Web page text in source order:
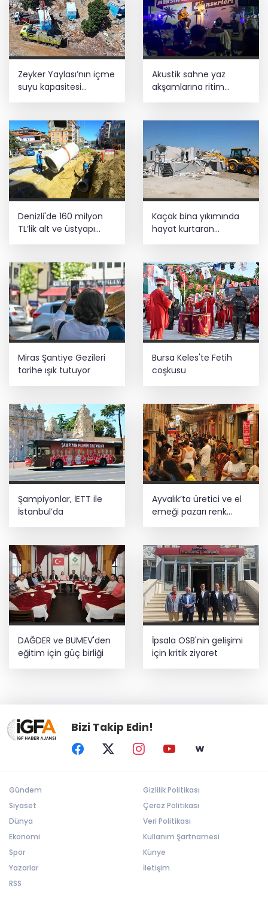
Zeyker Yaylası’nın içme
suyu kapasitesi
güçlendirildi
Akustik sahne yaz
akşamlarına ritim
katıyor
Denizli'de 160 milyon
TL’lik alt ve üstyapı
Kaçak bina yıkımında
hayat kurtaran
Miras Şantiye Gezileri
tarihe ışık tutuyor
Bursa Keles'te Fetih
coşkusu
Şampiyonlar, İETT ile
İstanbul’da
Ayvalık’ta üretici ve el
emeği pazarı renk
katıyor
DAĞDER ve BUMEV'den
eğitim için güç birliği
İpsala OSB'nin gelişimi
için kritik ziyaret
Bizi Takip Edin!
Gündem
Siyaset
Dünya
Ekonomi
Spor
Yazarlar
RSS
Gizlilik Politikası
Çerez Politikası
Veri Politikası
Kullanım Şartnamesi
Künye
İletişim